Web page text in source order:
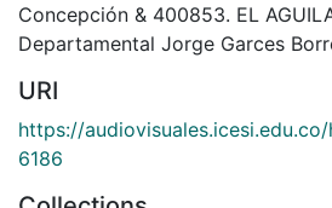
Concepción & 400853. EL
Departamental Jorge Garces
URI
https://
6186